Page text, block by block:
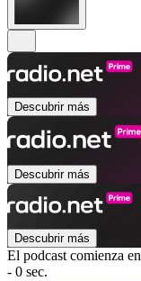
Descubrir más
Descubrir más
Descubrir más
El podcast comienza en
- 0 sec.